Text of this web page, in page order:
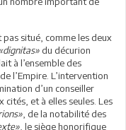
pas situé, comme les deux
du décurion
à l’ensemble des
l’Empire. L’intervention
d’un conseiller
et à elles seules. Les
, de la notabilité des
, le siège honorifique